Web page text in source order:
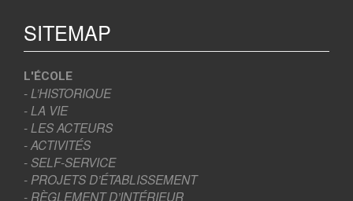
SITEMAP
L'ÉCOLE
- L’HISTORIQUE
- LA VIE
- LES ACTEURS
- ACTIVITÉS
- SELF-SERVICE
- PROJETS D’ÉTABLISSEMENT
- RÈGLEMENT D’INTÉRIEUR